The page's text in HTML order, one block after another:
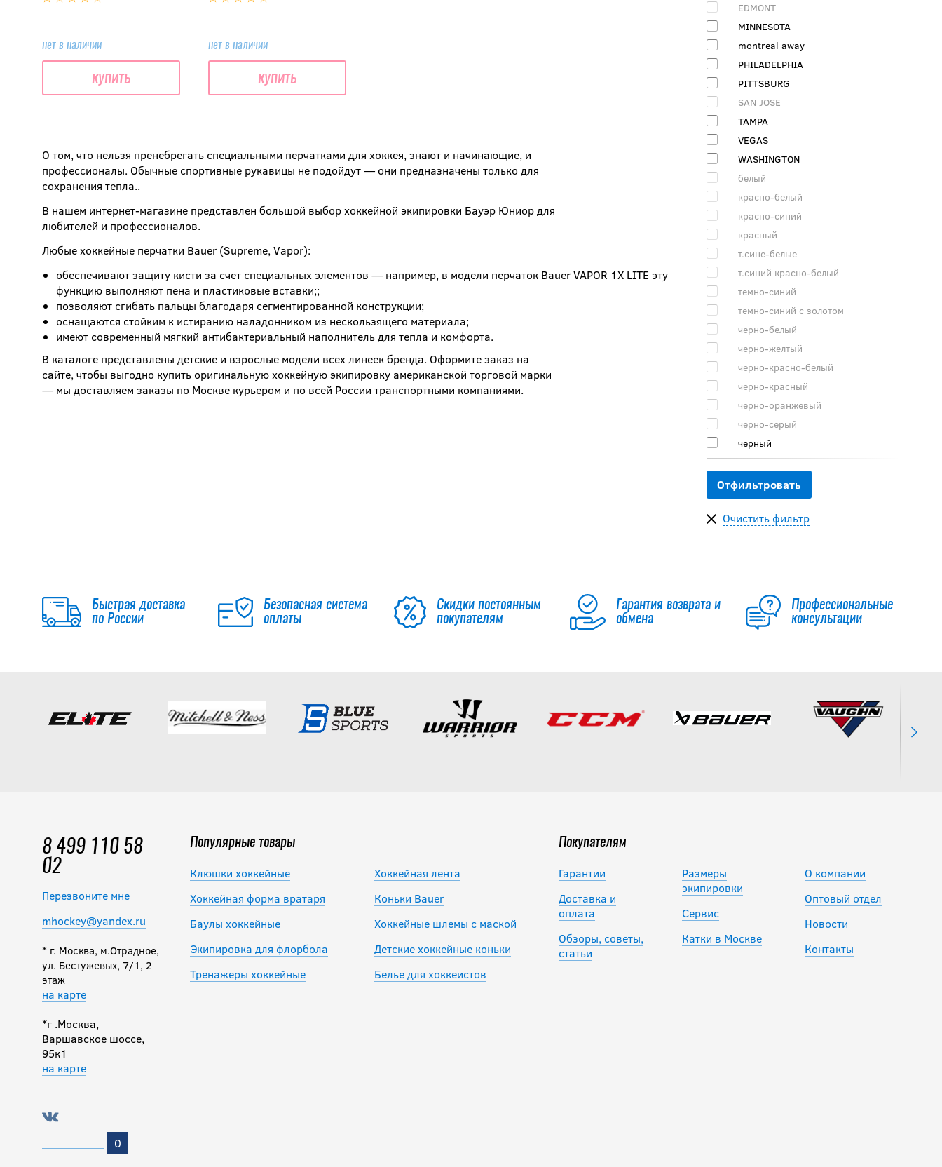
EDMONT
MINNESOTA
montreal away
PHILADELPHIA
PITTSBURG
SAN JOSE
TAMPA
VEGAS
WASHINGTON
белый
красно-белый
красно-синий
красный
т.сине-белые
т.синий красно-белый
темно-синий
темно-синий с золотом
черно-белый
черно-желтый
черно-красно-белый
черно-красный
черно-оранжевый
черно-серый
черный
Очистить фильтр
нет в наличии
купить
нет в наличии
купить
О том, что нельзя пренебрегать специальными перчатками для хоккея, знают и начинающие, и
профессионалы. Обычные спортивные рукавицы не подойдут — они предназначены только для
сохранения тепла..
В нашем интернет-магазине представлен большой выбор хоккейной экипировки Бауэр Юниор для
любителей и профессионалов.
Любые хоккейные перчатки Bauer (Supreme, Vapor):
обеспечивают защиту кисти за счет специальных элементов — например, в модели перчаток Bauer VAPOR 1X LITE эту
функцию выполняют пена и пластиковые вставки;;
позволяют сгибать пальцы благодаря сегментированной конструкции;
оснащаются стойким к истиранию наладонником из нескользящего материала;
имеют современный мягкий антибактериальный наполнитель для тепла и комфорта.
В каталоге представлены детские и взрослые модели всех линеек бренда. Оформите заказ на
сайте, чтобы выгодно купить оригинальную хоккейную экипировку американской торговой марки
— мы доставляем заказы по Москве курьером и по всей России транспортными компаниями.
Быстрая доставка
по России
Безопасная система
оплаты
Скидки постоянным
покупателям
Гарантия возврата и
обмена
Профессиональные
консультации
8 499 110 58
02
Перезвоните мне
mhockey@yandex.ru
* г. Москва, м.Отрадное,
ул. Бестужевых, 7/1, 2
этаж
на карте
*г .Москва,
Варшавское шоссе,
95к1
на карте
0
Популярные товары
Клюшки хоккейные
Хоккейная форма вратаря
Баулы хоккейные
Экипировка для флорбола
Тренажеры хоккейные
Хоккейная лента
Коньки Bauer
Хоккейные шлемы с маской
Детские хоккейные коньки
Белье для хоккеистов
Покупателям
Гарантии
Доставка и
оплата
Обзоры, советы,
статьи
Размеры
экипировки
Сервис
Катки в Москве
О компании
Оптовый отдел
Новости
Контакты